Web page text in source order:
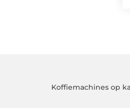
Koffiemachines op